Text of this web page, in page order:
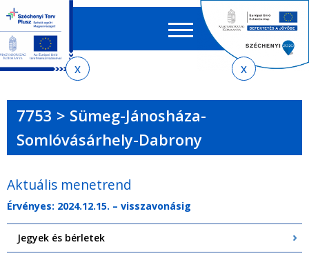
menetrendkeresőhöz
almenühöz
tartalomra
oldaltérképre
EN HU
űrlap
7753 > Sümeg-Jánosháza-
Somlóvásárhely-Dabrony
Aktuális menetrend
Érvényes: 2024.12.15. – visszavonásig
Jegyek és bérletek